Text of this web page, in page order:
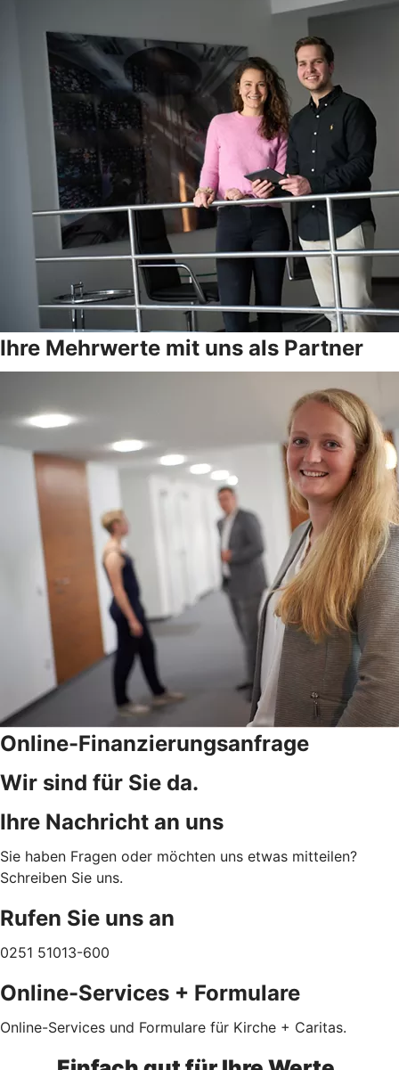
Ihre Mehrwerte mit uns als Partner
Online-Finanzierungsanfrage
Wir sind für Sie da.
Ihre Nachricht an uns
Sie haben Fragen oder möchten uns etwas mitteilen?
Schreiben Sie uns.
Rufen Sie uns an
0251 51013-600
Online-Services + Formulare
Online-Services und Formulare für Kirche + Caritas.